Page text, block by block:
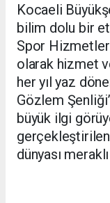
Kocaeli
bilim dolu bir
Spor Hizmetleri
olarak hizmet
her yıl yaz
Gözlem
büyük ilgi
dünyası